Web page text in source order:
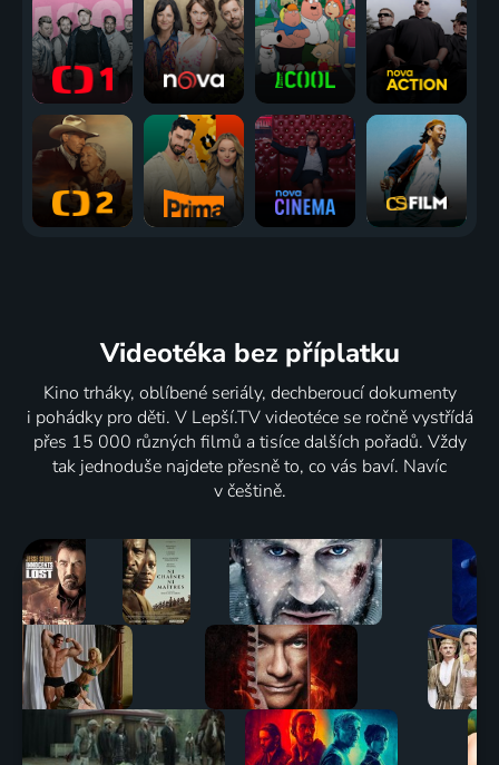
Videotéka bez příplatku
Kino trháky, oblíbené seriály, dechberoucí dokumenty
i pohádky pro děti. V Lepší.TV videotéce se ročně vystřídá
přes 15 000 různých filmů a tisíce dalších pořadů. Vždy
tak jednoduše najdete přesně to, co vás baví. Navíc
v češtině.